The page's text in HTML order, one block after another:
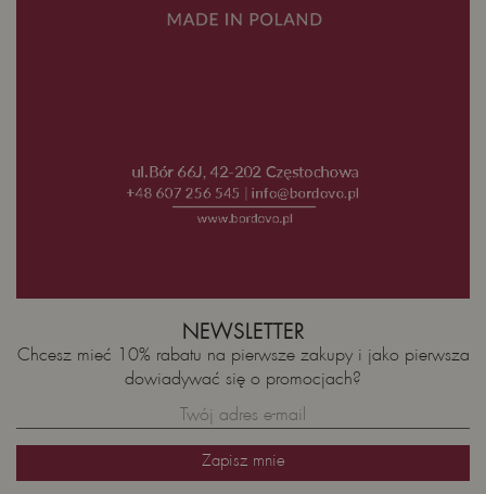
NEWSLETTER
Chcesz mieć 10% rabatu na pierwsze zakupy i jako pierwsza
dowiadywać się o promocjach?